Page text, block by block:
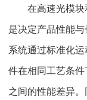
在高速光模块
是决定产品性能
系统通过标准化
件在相同工艺条
之间的性能差异